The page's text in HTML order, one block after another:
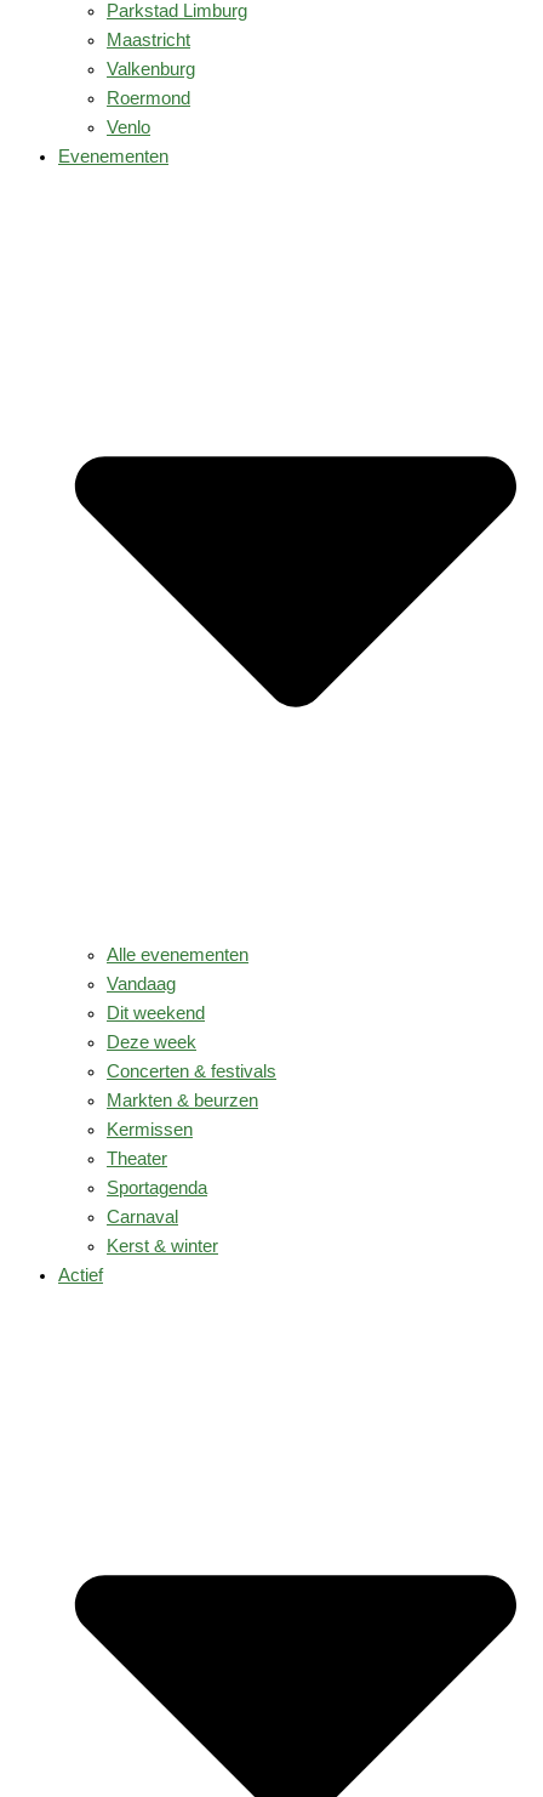
Parkstad Limburg
Maastricht
Valkenburg
Roermond
Venlo
Evenementen
Alle evenementen
Vandaag
Dit weekend
Deze week
Concerten & festivals
Markten & beurzen
Kermissen
Theater
Sportagenda
Carnaval
Kerst & winter
Actief